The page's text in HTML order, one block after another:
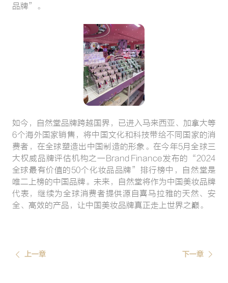
品牌”。
如今，自然堂品牌跨越国界，已进入马来西亚、加拿大等
6个海外国家销售，将中国文化和科技带给不同国家的消
费者，在全球塑造出中国制造的形象。在今年5月全球三
大权威品牌评估机构之一Brand Finance发布的“2024
全球最有价值的50个化妆品品牌”排行榜中，自然堂是
唯二上榜的中国品牌。未来，自然堂将作为中国美妆品牌
代表，继续为全球消费者提供源自喜马拉雅的天然、安
全、高效的产品，让中国美妆品牌真正走上世界之巅。
上一章 下一章